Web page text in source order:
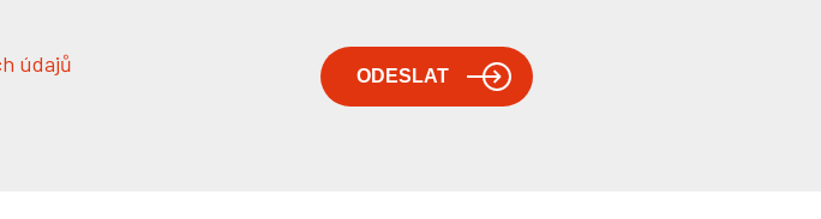
údajů